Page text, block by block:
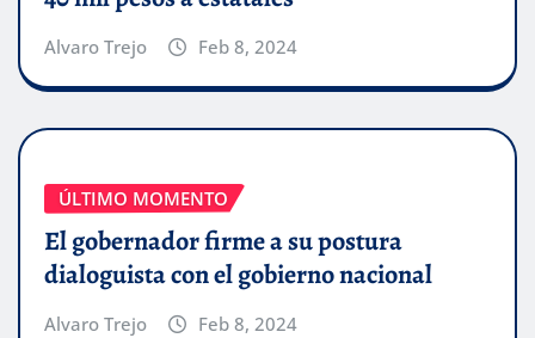
Alvaro Trejo Feb 8, 2024
ÚLTIMO MOMENTO
El gobernador firme a su postura
dialoguista con el gobierno nacional
Alvaro Trejo Feb 8, 2024